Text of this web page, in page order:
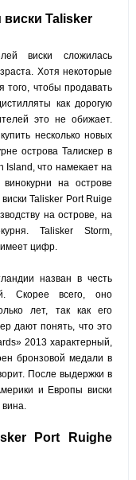
Talisker
виски сложилась
Хотя некоторые
того, чтобы продавать
как дорогую
это не обижает.
несколько новых
острова Талискер в
Island, что намекает на
на острове
Talisker Port Ruige
на острове, на
Talisker Storm,
цифр.
назван в честь
Скорее всего, оно
лет, так как его
дают понять, что это
2013 характерный,
бронзовой медали в
После выдержки в
и Европы виски
вина.
Port Ruighe